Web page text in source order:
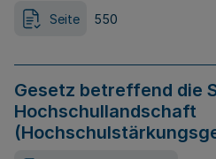
Seite 550
Gesetz betreffend die
Hochschullandschaft